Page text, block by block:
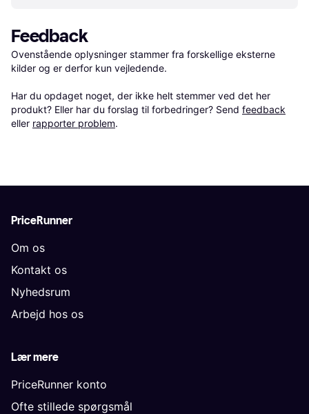
Feedback
Ovenstående oplysninger stammer fra forskellige eksterne
kilder og er derfor kun vejledende.
Har du opdaget noget, der ikke helt stemmer ved det her
produkt? Eller har du forslag til forbedringer? Send feedback
eller rapporter problem.
PriceRunner
Om os
Kontakt os
Nyhedsrum
Arbejd hos os
Lær mere
PriceRunner konto
Ofte stillede spørgsmål